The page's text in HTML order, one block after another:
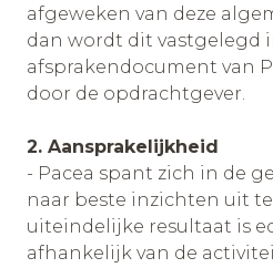
afgeweken van deze
dan wordt dit vastgelegd
afsprakendocument van
door de opdrachtgever.
2. Aansprakelijkheid
- Pacea spant zich in de
naar beste inzichten uit
uiteindelijke resultaat is
afhankelijk van de